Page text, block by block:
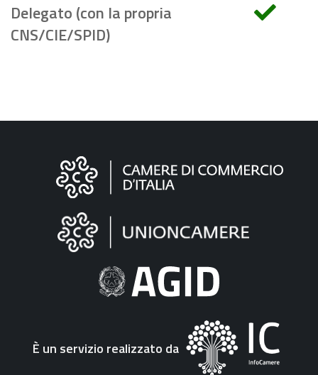
Delegato (con la propria
CNS/CIE/SPID)
Informazioni
"Fattura
Elettronica"
È un servizio realizzato da